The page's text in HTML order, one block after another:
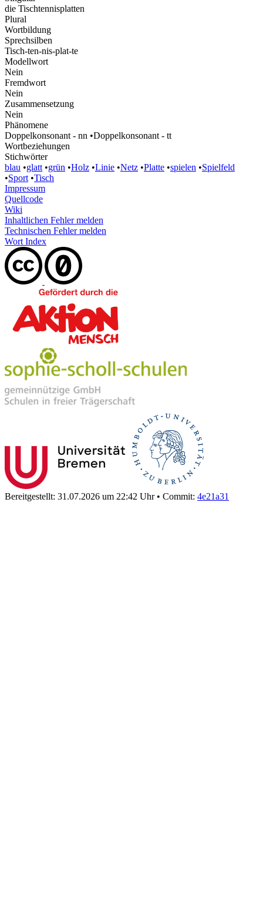
die Tischtennisplatten
Plural
Wortbildung
Sprechsilben
Tisch-ten-nis-plat-te
Modellwort
Nein
Fremdwort
Nein
Zusammensetzung
Nein
Phänomene
Doppelkonsonant - nn •Doppelkonsonant - tt
Wortbeziehungen
Stichwörter
blau •glatt •grün •Holz •Linie •Netz •Platte •spielen •Spielfeld
•Sport •Tisch
Impressum
Quellcode
Wiki
Inhaltlichen Fehler melden
Technischen Fehler melden
Wort Index
Bereitgestellt: 31.07.2026 um 22:42 Uhr • Commit: 4e21a31